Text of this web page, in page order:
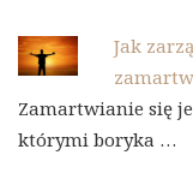
Jak
Zamartwianie się
którymi boryka …